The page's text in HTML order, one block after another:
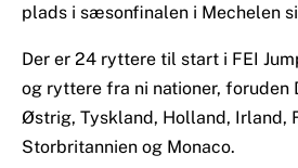
plads i sæsonfinalen i Mechelen
Der er 24 ryttere til start i FEI
og ryttere fra ni nationer, foruden
Østrig, Tyskland, Holland, Irland,
Storbritannien og Monaco.